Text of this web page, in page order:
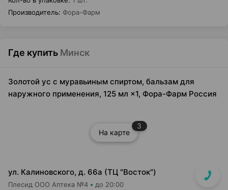
Производитель: Фора-Фарм
Где купить Минск
Золотой ус с муравьиным спиртом, бальзам для
наружного применения, 125 мл ×1, Фора-Фарм Россия
На карте
3
ул. Калиновского, д. 66а (ТЦ "Восток")
Плесид ООО Аптека №4 до 20:00